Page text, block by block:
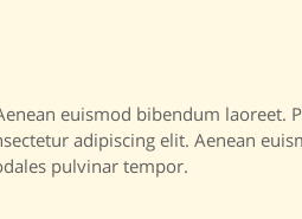
euismod bibendum laoreet.
adipiscing elit. Aenean
pulvinar tempor.